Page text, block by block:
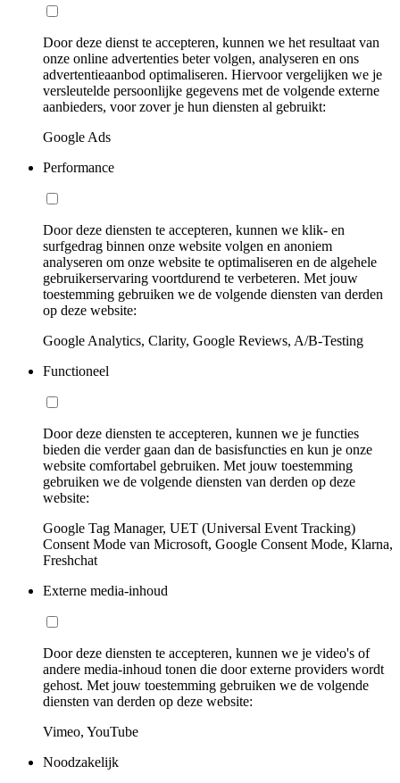
Door deze dienst te accepteren, kunnen we het resultaat van
onze online advertenties beter volgen, analyseren en ons
advertentieaanbod optimaliseren. Hiervoor vergelijken we je
versleutelde persoonlijke gegevens met de volgende externe
aanbieders, voor zover je hun diensten al gebruikt:
Google Ads
Performance
Door deze diensten te accepteren, kunnen we klik- en
surfgedrag binnen onze website volgen en anoniem
analyseren om onze website te optimaliseren en de algehele
gebruikerservaring voortdurend te verbeteren. Met jouw
toestemming gebruiken we de volgende diensten van derden
op deze website:
Google Analytics, Clarity, Google Reviews, A/B-Testing
Functioneel
Door deze diensten te accepteren, kunnen we je functies
bieden die verder gaan dan de basisfuncties en kun je onze
website comfortabel gebruiken. Met jouw toestemming
gebruiken we de volgende diensten van derden op deze
website:
Google Tag Manager, UET (Universal Event Tracking)
Consent Mode van Microsoft, Google Consent Mode, Klarna,
Freshchat
Externe media-inhoud
Door deze diensten te accepteren, kunnen we je video's of
andere media-inhoud tonen die door externe providers wordt
gehost. Met jouw toestemming gebruiken we de volgende
diensten van derden op deze website:
Vimeo, YouTube
Noodzakelijk